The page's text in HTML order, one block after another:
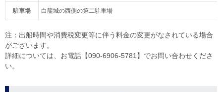
駐車場 白龍城の西側の第二駐車場
注：出船時間や消費税変更等に伴う料金の変更がなされている場合
がございます。
詳細については、お電話【090-6906-5781】でお問い合わせくださ
い。